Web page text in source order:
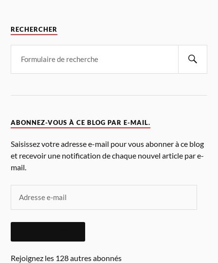
RECHERCHER
ABONNEZ-VOUS À CE BLOG PAR E-MAIL.
Saisissez votre adresse e-mail pour vous abonner à ce blog
et recevoir une notification de chaque nouvel article par e-
mail.
Rejoignez les 128 autres abonnés